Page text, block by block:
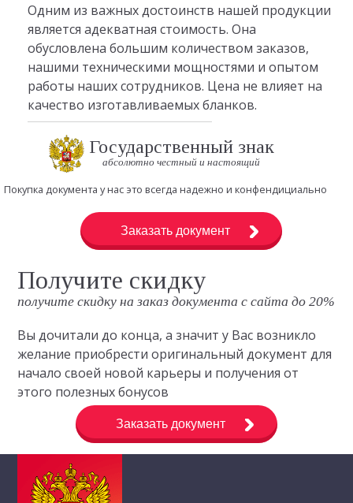
Одним из важных достоинств нашей продукции
является адекватная стоимость. Она
обусловлена большим количеством заказов,
нашими техническими мощностями и опытом
работы наших сотрудников. Цена не влияет на
качество изготавливаемых бланков.
Государственный знак
абсолютно честный и настоящий
Покупка документа у нас это всегда надежно и конфендициально
Заказать документ
Получите скидку
получите скидку на заказ документа с сайта до 20%
Вы дочитали до конца, а значит у Вас возникло
желание приобрести оригинальный документ для
начало своей новой карьеры и получения от
этого полезных бонусов
Заказать документ